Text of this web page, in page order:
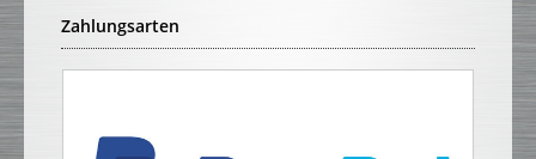
Zahlungsarten